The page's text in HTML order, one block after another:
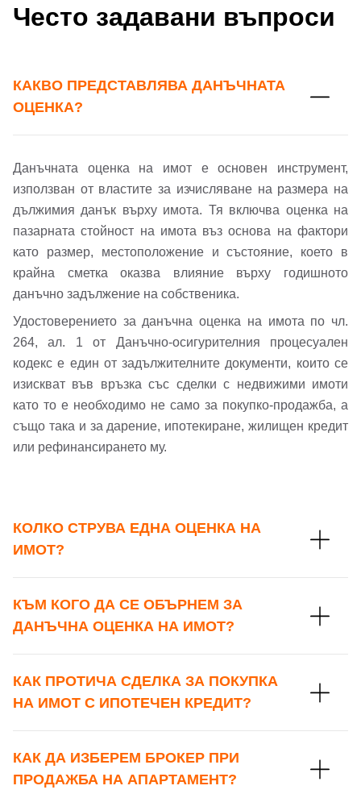
Често задавани въпроси
КАКВО ПРЕДСТАВЛЯВА ДАНЪЧНАТА
ОЦЕНКА?
Данъчната оценка на имот е основен инструмент,
използван от властите за изчисляване на размера на
дължимия данък върху имота. Тя включва оценка на
пазарната стойност на имота въз основа на фактори
като размер, местоположение и състояние, което в
крайна сметка оказва влияние върху годишното
данъчно задължение на собственика.
Удостоверението за данъчна оценка на имота по чл.
264, ал. 1 от Данъчно-осигурителния процесуален
кодекс е един от задължителните документи, които се
изискват във връзка със сделки с недвижими имоти
като то е необходимо не само за покупко-продажба, а
също така и за дарение, ипотекиране, жилищен кредит
или рефинансирането му.
КОЛКО СТРУВА ЕДНА ОЦЕНКА НА
ИМОТ?
КЪМ КОГО ДА СЕ ОБЪРНЕМ ЗА
ДАНЪЧНА ОЦЕНКА НА ИМОТ?
КАК ПРОТИЧА СДЕЛКА ЗА ПОКУПКА
НА ИМОТ С ИПОТЕЧЕН КРЕДИТ?
КАК ДА ИЗБЕРЕМ БРОКЕР ПРИ
ПРОДАЖБА НА АПАРТАМЕНТ?